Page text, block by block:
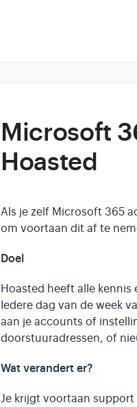
Microsoft
Hoasted
Als je zelf Microsoft 365
om voortaan dit af te
Doel
Hoasted heeft alle
Iedere dag van de week
aan je accounts of
doorstuuradressen, of
Wat verandert er?
Je krijgt voortaan